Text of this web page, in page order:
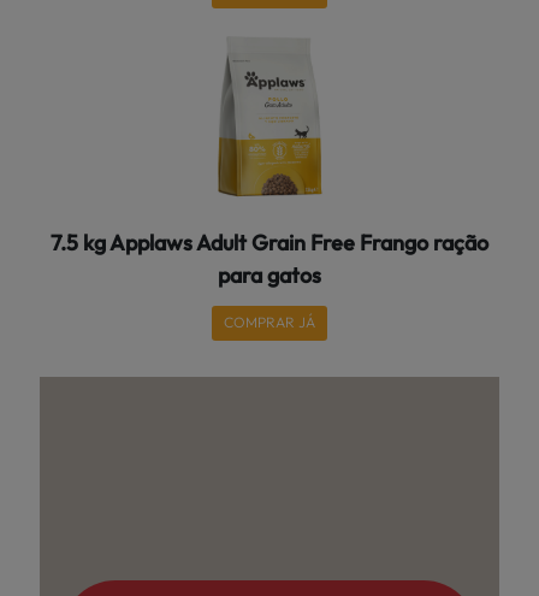
7.5 kg Applaws Adult Grain Free Frango ração
para gatos
COMPRAR JÁ